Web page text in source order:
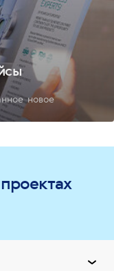
новое